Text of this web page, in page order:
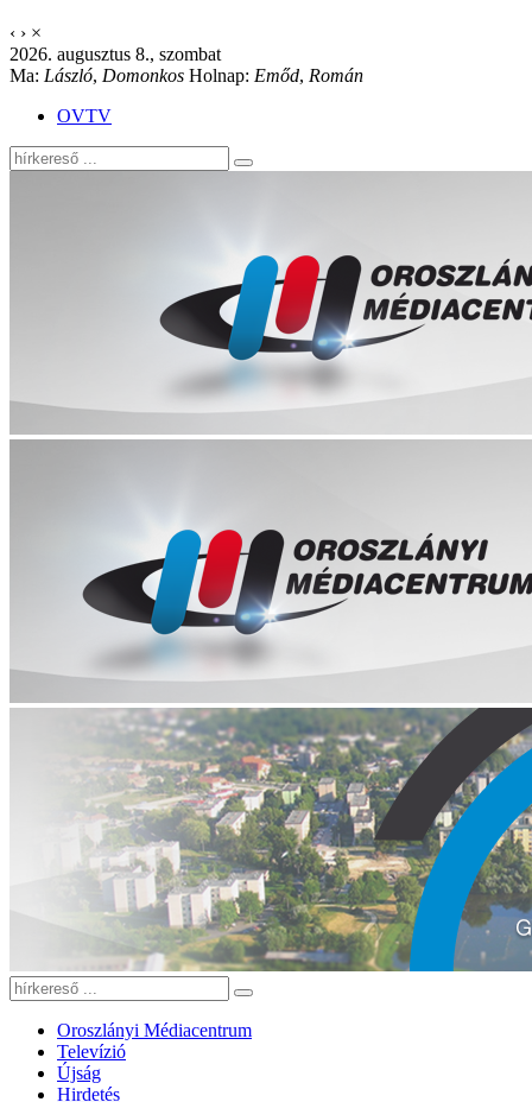
‹ › ×
2026. augusztus 8., szombat
Ma: László, Domonkos Holnap: Emőd, Román
OVTV
Oroszlányi Médiacentrum
Televízió
Újság
Hirdetés